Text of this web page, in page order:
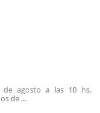
agosto a las 10 hs.
de ...